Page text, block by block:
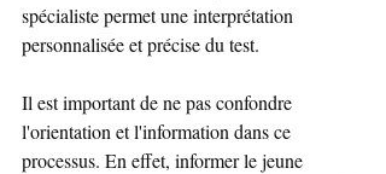
spécialiste permet une interprétation
personnalisée et précise du test.
Il est important de ne pas confondre
l'orientation et l'information dans ce
processus. En effet, informer le jeune